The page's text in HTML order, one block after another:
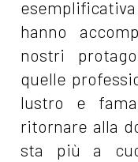
hanno
nostri
quelle
lustro e
ritornare alla
sta più a